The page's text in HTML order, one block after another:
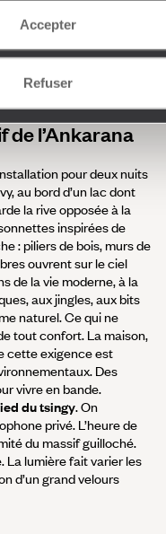
Accepter
Refuser
malgache, le bulbul de
peut aussi rencontrer le
de l’Ankarana
pour deux nuits
au bord d’un lac dont
la rive opposée à la
inspirées de
: piliers de bois, murs de
ouvrent sur le ciel
de la vie moderne, à la
aux jingles, aux bits
naturel. Ce qui ne
tout confort. La maison,
cette exigence est
Des
vivre en bande.
du tsingy. On
privé. L’heure de
du massif guilloché.
La lumière fait varier les
d’un grand velours